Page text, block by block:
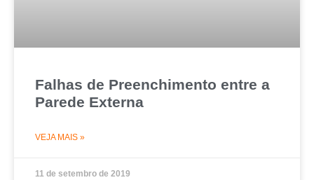
Falhas de Preenchimento entre a
Parede Externa
VEJA MAIS »
11 de setembro de 2019